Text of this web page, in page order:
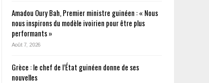
Amadou Oury Bah, Premier ministre guinéen : « Nous
nous inspirons du modèle ivoirien pour être plus
performants »
Août 7, 2026
Grèce : le chef de l’État guinéen donne de ses
nouvelles